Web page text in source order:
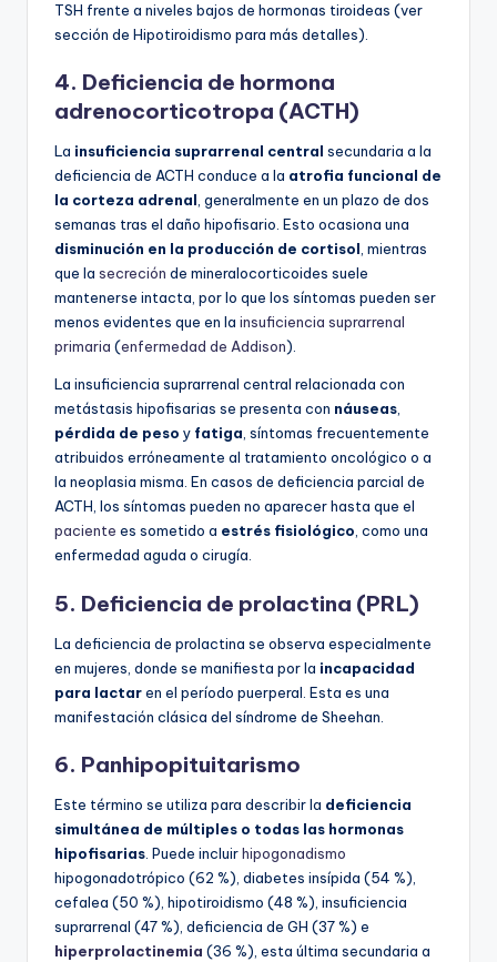
TSH frente a niveles bajos de hormonas tiroideas (ver
sección de Hipotiroidismo para más detalles).
4. Deficiencia de hormona
adrenocorticotropa (ACTH)
La insuficiencia suprarrenal central secundaria a la
deficiencia de ACTH conduce a la atrofia funcional de
la corteza adrenal, generalmente en un plazo de dos
semanas tras el daño hipofisario. Esto ocasiona una
disminución en la producción de cortisol, mientras
que la secreción de mineralocorticoides suele
mantenerse intacta, por lo que los síntomas pueden ser
menos evidentes que en la insuficiencia suprarrenal
primaria (enfermedad de Addison).
La insuficiencia suprarrenal central relacionada con
metástasis hipofisarias se presenta con náuseas,
pérdida de peso y fatiga, síntomas frecuentemente
atribuidos erróneamente al tratamiento oncológico o a
la neoplasia misma. En casos de deficiencia parcial de
ACTH, los síntomas pueden no aparecer hasta que el
paciente es sometido a estrés fisiológico, como una
enfermedad aguda o cirugía.
5. Deficiencia de prolactina (PRL)
La deficiencia de prolactina se observa especialmente
en mujeres, donde se manifiesta por la incapacidad
para lactaren el período puerperal. Esta es una
manifestación clásica del síndrome de Sheehan.
6. Panhipopituitarismo
Este término se utiliza para describir la deficiencia
simultánea de múltiples o todas las hormonas
hipofisarias . Puede incluirhipogonadismo
hipogonadotrópico (62 %), diabetes insípida (54 %),
cefalea (50 %), hipotiroidismo (48 %), insuficiencia
suprarrenal (47 %), deficiencia de GH (37 %) e
hiperprolactinemia (36 %), esta última secundaria a